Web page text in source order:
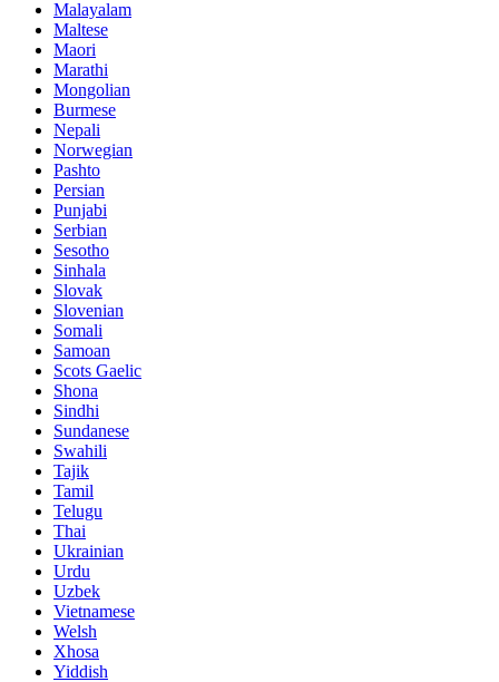
Malayalam
Maltese
Maori
Marathi
Mongolian
Burmese
Nepali
Norwegian
Pashto
Persian
Punjabi
Serbian
Sesotho
Sinhala
Slovak
Slovenian
Somali
Samoan
Scots Gaelic
Shona
Sindhi
Sundanese
Swahili
Tajik
Tamil
Telugu
Thai
Ukrainian
Urdu
Uzbek
Vietnamese
Welsh
Xhosa
Yiddish